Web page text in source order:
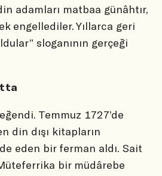
adamları matbaa günâhtır,
engellediler. Yıllarca geri
sloganının gerçeği
Temmuz 1727’de
din dışı kitapların
eden bir ferman aldı. Sait
bir müdârebe